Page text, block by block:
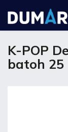
K-POP
batoh 25